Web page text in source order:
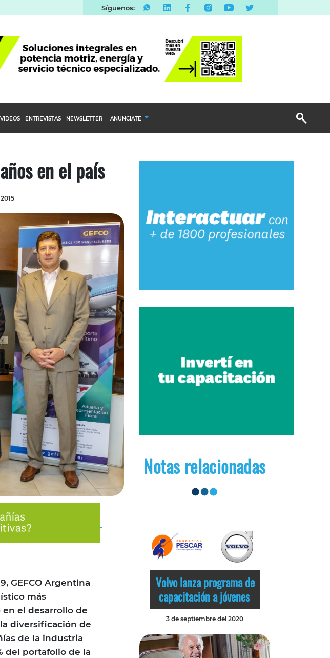
Síguenos:
VIDEOS ENTREVISTAS NEWSLETTER ANUNCIATE
Email Marketing
en el país
GEFCO Argentina
más
el desarrollo de
diversificación de
de la industria
del portafolio de la
Notas relacionadas
Volvo lanza programa de
capacitación a jóvenes
3 de septiembre del 2020